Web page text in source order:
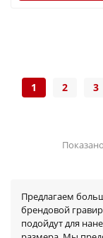
1 2 3
Предлагаем
брендовой
подойдут для